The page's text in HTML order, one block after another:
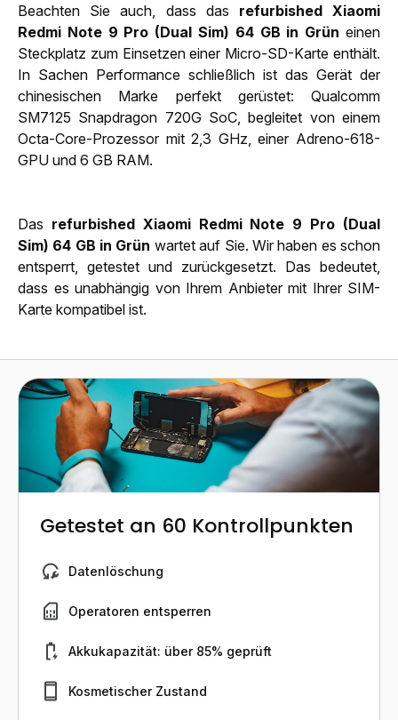
Beachten Sie auch, dass das refurbished Xiaomi
Redmi Note 9 Pro (Dual Sim) 64 GB in Grün einen
Steckplatz zum Einsetzen einer Micro-SD-Karte enthält.
In Sachen Performance schließlich ist das Gerät der
chinesischen Marke perfekt gerüstet: Qualcomm
SM7125 Snapdragon 720G SoC, begleitet von einem
Octa-Core-Prozessor mit 2,3 GHz, einer Adreno-618-
GPU und 6 GB RAM.
Das refurbished Xiaomi Redmi Note 9 Pro (Dual
Sim) 64 GB in Grün wartet auf Sie. Wir haben es schon
entsperrt, getestet und zurückgesetzt. Das bedeutet,
dass es unabhängig von Ihrem Anbieter mit Ihrer SIM-
Karte kompatibel ist.
Getestet an 60 Kontrollpunkten
Datenlöschung
Operatoren entsperren
Akkukapazität: über 85% geprüft
Kosmetischer Zustand